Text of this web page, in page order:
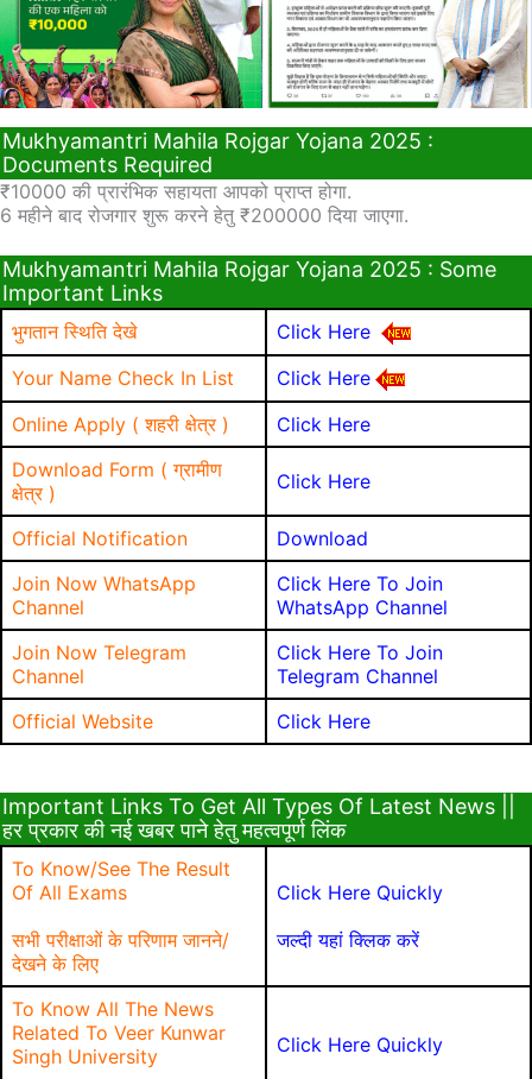
Mukhyamantri Mahila Rojgar Yojana 2025 :
Documents Required
₹10000 की प्रारंभिक सहायता आपको प्राप्त होगा.
6 महीने बाद रोजगार शुरू करने हेतु ₹200000 दिया जाएगा.
Mukhyamantri Mahila Rojgar Yojana 2025 : Some
Important Links
भुगतान स्थिति देखे
Click Here
Your Name Check In List
Click Here
Online Apply ( शहरी क्षेत्र )
Click Here
Download Form ( ग्रामीण
क्षेत्र )
Click Here
Official Notification
Download
Join Now WhatsApp
Channel
Click Here To Join
WhatsApp Channel
Join Now Telegram
Channel
Click Here To Join
Telegram Channel
Official Website
Click Here
Important Links To Get All Types Of Latest News ||
हर प्रकार की नई खबर पाने हेतु महत्वपूर्ण लिंक
To Know/See The Result
Of All Exams
सभी परीक्षाओं के परिणाम जानने/
देखने के लिए
Click Here Quickly
जल्दी यहां क्लिक करें
To Know All The News
Related To Veer Kunwar
Singh University
Click Here Quickly